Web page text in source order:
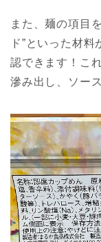
また、麺の項目
ド”といった材
認できます！こ
滲み出し、ソー